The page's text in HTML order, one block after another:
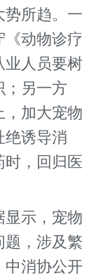
势所趋。一
《动物诊疗
业人员要树
；另一方
，加大宠物
绝诱导消
时，回归医
示，宠物
题，涉及繁
中消协公开